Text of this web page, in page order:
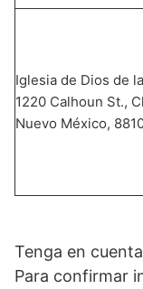
Iglesia de Dios de
1220 Calhoun St.,
Nuevo México,
Tenga en
Para confirmar